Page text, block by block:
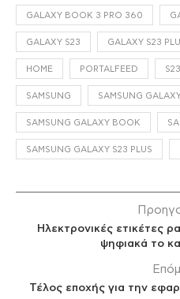
GALAXY BOOK 3 PRO 360
GALAXY S23 GALAXY S23
HOME PORTALFEED S23
SAMSUNG SAMSUNG
SAMSUNG GALAXY BOOK
SAMSUNG GALAXY S23 PLUS
Ηλεκτρονικές ετικέτες
ψηφιακά το
Τέλος εποχής για την